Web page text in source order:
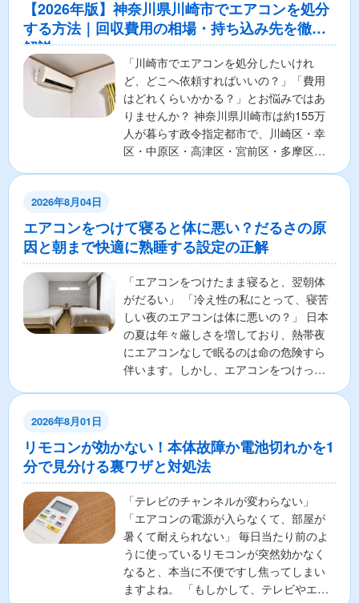
【2026年版】神奈川県川崎市でエアコンを処分
する方法｜回収費用の相場・持ち込み先を徹底
解説
「川崎市でエアコンを処分したいけれ
ど、どこへ依頼すればいいの？」「費用
はどれくらいかかる？」とお悩みではあ
りませんか？ 神奈川県川崎市は約155万
人が暮らす政令指定都市で、川崎区・幸
区・中原区・高津区・宮前区・多摩区・
2026年8月04日
エアコンをつけて寝ると体に悪い？だるさの原
因と朝まで快適に熟睡する設定の正解
「エアコンをつけたまま寝ると、翌朝体
がだるい」 「冷え性の私にとって、寝苦
しい夜のエアコンは体に悪いの？」 日本
の夏は年々厳しさを増しており、熱帯夜
にエアコンなしで眠るのは命の危険すら
伴います。しかし、エアコンをつけっぱ
2026年8月01日
リモコンが効かない！本体故障か電池切れかを1
分で見分ける裏ワザと対処法
「テレビのチャンネルが変わらない」
「エアコンの電源が入らなくて、部屋が
暑くて耐えられない」 毎日当たり前のよ
うに使っているリモコンが突然効かなく
なると、本当に不便ですし焦ってしまい
ますよね。 「もしかして、テレビやエア